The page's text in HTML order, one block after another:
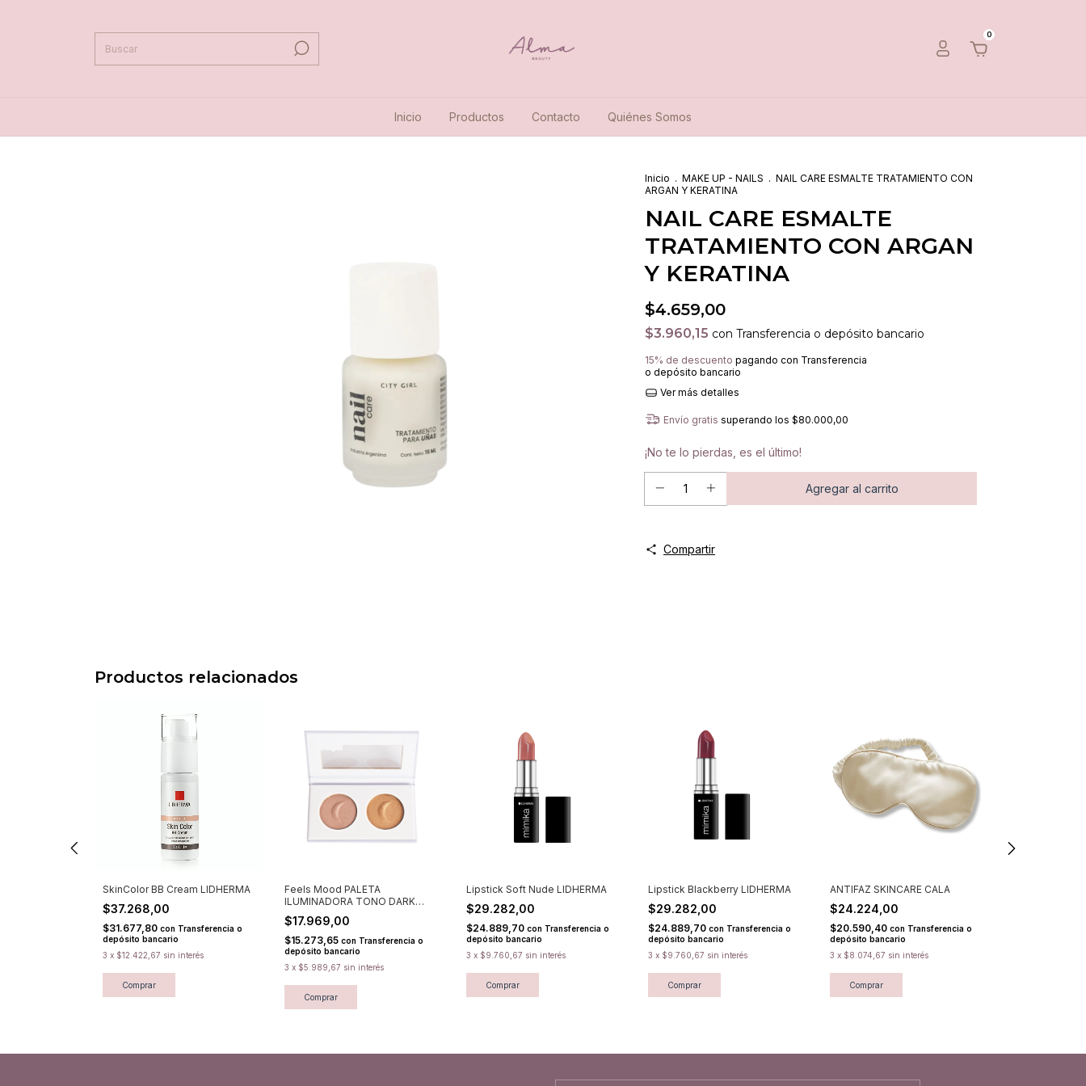
0
Inicio Productos Contacto Quiénes Somos
Inicio . MAKE UP - NAILS . NAIL CARE ESMALTE TRATAMIENTO CON
ARGAN Y KERATINA
NAIL CARE ESMALTE
TRATAMIENTO CON ARGAN
Y KERATINA
$4.659,00
$3.960,15 con Transferencia o depósito bancario
15% de descuento pagando con Transferencia
o depósito bancario
Ver más detalles
Envío gratis superando los $80.000,00
¡No te lo pierdas, es el último!
Compartir
Productos relacionados
SkinColor BB Cream LIDHERMA
$37.268,00
$31.677,80 con Transferencia o
depósito bancario
3 x $12.422,67 sin interés
Comprar
Feels Mood PALETA
ILUMINADORA TONO DARK
Ruby Rose
$17.969,00
$15.273,65 con Transferencia o
depósito bancario
3 x $5.989,67 sin interés
Comprar
Lipstick Soft Nude LIDHERMA
$29.282,00
$24.889,70 con Transferencia o
depósito bancario
3 x $9.760,67 sin interés
Comprar
Lipstick Blackberry LIDHERMA
$29.282,00
$24.889,70 con Transferencia o
depósito bancario
3 x $9.760,67 sin interés
Comprar
ANTIFAZ SKINCARE CALA
$24.224,00
$20.590,40 con Transferencia o
depósito bancario
3 x $8.074,67 sin interés
Comprar